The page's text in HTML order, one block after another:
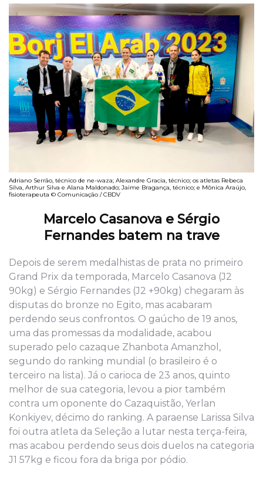
Adriano Serrão, técnico de ne-waza; Alexandre Gracia, técnico; os atletas Rebeca
Silva, Arthur Silva e Alana Maldonado; Jaime Bragança, técnico; e Mônica Araújo,
fisioterapeuta © Comunicação / CBDV
Marcelo Casanova e Sérgio
Fernandes batem na trave
Depois de serem medalhistas de prata no primeiro
Grand Prix da temporada, Marcelo Casanova (J2
90kg) e Sérgio Fernandes (J2 +90kg) chegaram às
disputas do bronze no Egito, mas acabaram
perdendo seus confrontos. O gaúcho de 19 anos,
uma das promessas da modalidade, acabou
superado pelo cazaque Zhanbota Amanzhol,
segundo do ranking mundial (o brasileiro é o
terceiro na lista). Já o carioca de 23 anos, quinto
melhor de sua categoria, levou a pior também
contra um oponente do Cazaquistão, Yerlan
Konkiyev, décimo do ranking. A paraense Larissa Silva
foi outra atleta da Seleção a lutar nesta terça-feira,
mas acabou perdendo seus dois duelos na categoria
J1 57kg e ficou fora da briga por pódio.